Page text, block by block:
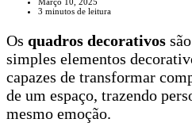
3 minutos de leitura
Os quadros decorativos
simples elementos
capazes de transformar
de um espaço, trazendo
mesmo emoção.